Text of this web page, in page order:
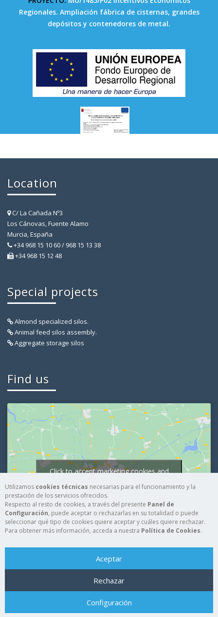
Utilizamos cookies técnicas necesarias para el funcionamiento y la
prestación de los servicios ofrecidos.
Respecto al resto de cookies, a través del presente Panel de
Configuración, puede aceptar o rechazarlas en su totalidad o puede
seleccionar qué tipo de cookies quiere aceptar y cuáles quiere rechazar.
Para obtener más información, acceda a nuestra Política de Cookies.
Aceptar
Rechazar
Configuración
Regionales. Ampliación fábrica de cisternas, grandes
depósitos y contenedores de metal.
Location
C/ La Cañada Nº3
Los Cánovas, Fuente Alamo
Murcia, España
+34 968 15 10 60 / 968 15 13 38
+34 968 15 12 48
Special projects
Almond specialized silos.
Animal feed silos assembly.
Aggregate storage silos
Find us
Click to accept marketing cookies and
© 2015 Silos Musos|C/ La Cañada Nº3 Los Cánovas, Fuente
Phones:(+34) 968 15 10 60 / 968 15